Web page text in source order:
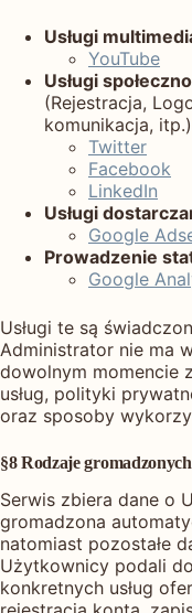
Usługi
YouTube
Usługi
(Rejestracja,
komunikacja, itp.)
Twitter
Facebook
LinkedIn
Usługi
Google
Prowadzenie
Google
Usługi te są
Administrator nie ma
dowolnym momencie
usług, polityki
oraz sposoby
§8 Rodzaje
Serwis zbiera dane o
gromadzona
natomiast pozostałe
Użytkownicy podali
konkretnych usług